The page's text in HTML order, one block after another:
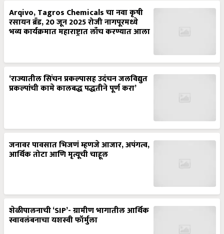
Arqivo, Tagros Chemicals चा नवा कृषी
रसायन ब्रँड, 20 जून 2025 रोजी नागपूरमध्ये
भव्य कार्यक्रमात महाराष्ट्रात लाँच करण्यात आला
‘राज्यातील सिंचन प्रकल्पासह उदंचन जलविद्युत
प्रकल्पांची कामे कालबद्ध पद्धतीने पूर्ण करा’
जनावर पावसात भिजणं म्हणजे आजार, अपंगत्व,
आर्थिक तोटा आणि मृत्यूची चाहूल
शेळीपालनाची ‘SIP’- ग्रामीण भागातील आर्थिक
स्वावलंबनाचा यशस्वी फॉर्मुला